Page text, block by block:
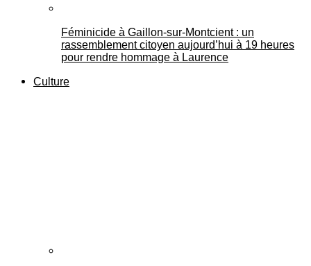
Féminicide à Gaillon‑sur‑Montcient : un
rassemblement citoyen aujourd’hui à 19 heures
pour rendre hommage à Laurence
Culture